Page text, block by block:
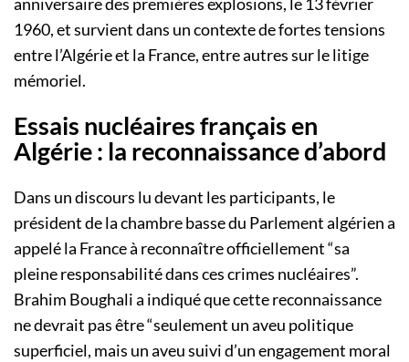
1960, et survient dans un contexte de fortes tensions
entre l’Algérie et la France, entre autres sur le litige
mémoriel.
Essais nucléaires français en
Algérie : la reconnaissance d’abord
Dans un discours lu devant les participants, le
président de la chambre basse du Parlement algérien a
appelé la France à reconnaître officiellement “sa
pleine responsabilité dans ces crimes nucléaires”.
Brahim Boughali a indiqué que cette reconnaissance
ne devrait pas être “seulement un aveu politique
superficiel, mais un aveu suivi d’un engagement moral